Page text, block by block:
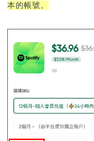
本的帳號。